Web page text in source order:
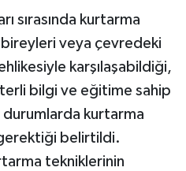
sırasında kurtarma
veya çevredeki
karşılaşabildiği,
bilgi ve eğitime sahip
kurtarma
gerektiği belirtildi.
tekniklerinin